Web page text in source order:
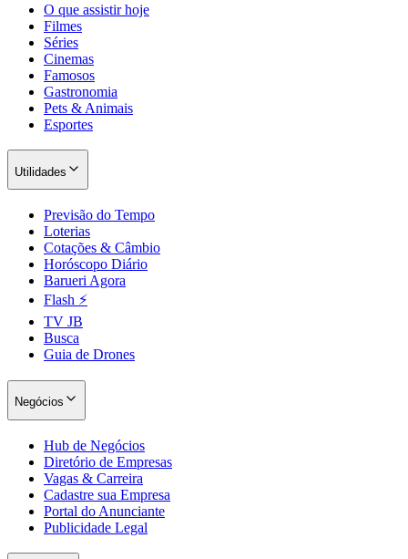
São Paulo
O que assistir hoje
Filmes
Séries
Cinemas
Famosos
Gastronomia
Pets & Animais
Esportes
Utilidades
Previsão do Tempo
Loterias
Cotações & Câmbio
Horóscopo Diário
Barueri Agora
Flash ⚡
TV JB
Busca
Guia de Drones
Negócios
Hub de Negócios
Diretório de Empresas
Vagas & Carreira
Cadastre sua Empresa
Portal do Anunciante
Publicidade Legal